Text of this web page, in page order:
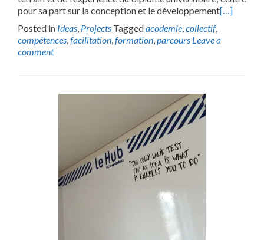
pour sa part sur la conception et le développement[…]
Posted in Ideas, Projects Taggedacodemie,collectif,
compétences,facilitation,formation,parcours Leave a
comment